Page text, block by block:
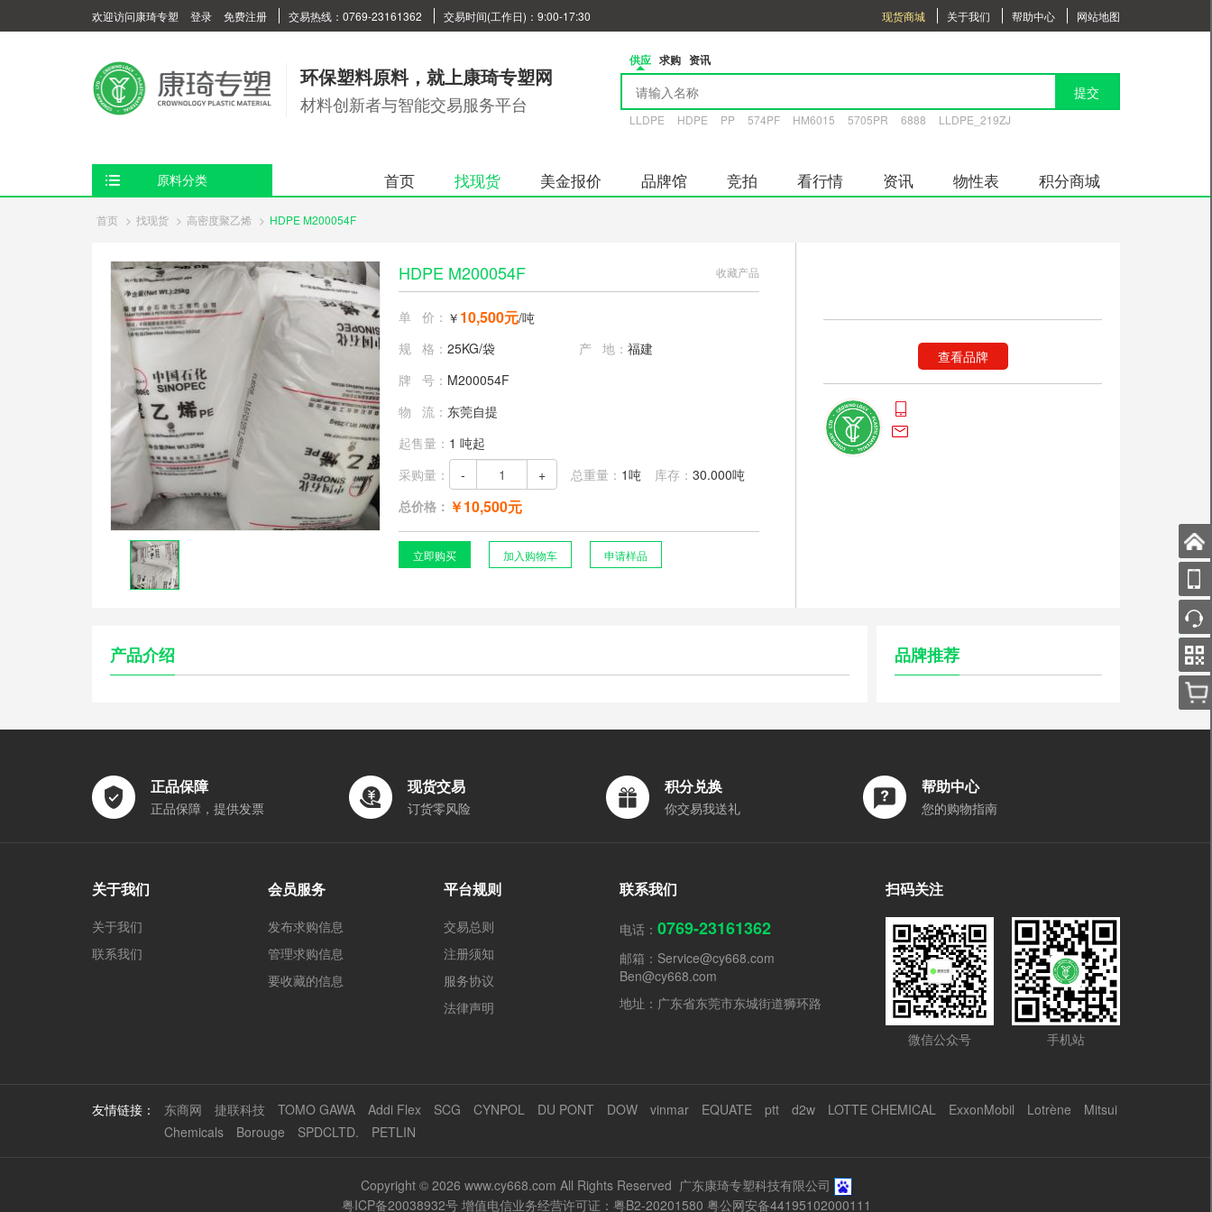
欢迎访问康琦专塑 登录 免费注册 交易热线：0769-23161362 交易时间(工作日)：9:00-17:30 现货商城 关于我们 帮助中心 网站地图
环保塑料原料，就上康琦专塑网
材料创新者与智能交易服务平台
供应 求购 资讯
提交
LLDPE HDPE PP 574PF HM6015 5705PR 6888 LLDPE_219ZJ
原料分类 首页 找现货 美金报价 品牌馆 竞拍 看行情 资讯 物性表 积分商城
首页 > 找现货 > 高密度聚乙烯 > HDPE M200054F
HDPE M200054F 收藏产品
单 价： ￥ 10,500元/吨
规 格： 25KG/袋 产 地： 福建
牌 号： M200054F
物 流： 东莞自提
起售量： 1 吨起
采购量：
- + 总重量： 1吨 库存： 30.000吨
总价格： ￥10,500元
立即购买 加入购物车 申请样品
查看品牌
产品介绍 品牌推荐
正品保障
正品保障，提供发票
现货交易
订货零风险
积分兑换
你交易我送礼
帮助中心
您的购物指南
关于我们
关于我们
联系我们
会员服务
发布求购信息
管理求购信息
要收藏的信息
平台规则
交易总则
注册须知
服务协议
法律声明
联系我们
电话： 0769-23161362
邮箱： Service@cy668.com
Ben@cy668.com
地址：广东省东莞市东城街道狮环路
扫码关注
微信公众号 手机站
友情链接： 东商网 捷联科技 TOMO GAWA Addi Flex SCG CYNPOL DU PONT DOW vinmar EQUATE ptt d2w LOTTE CHEMICAL ExxonMobil Lotrène
Mitsui
Chemicals
Borouge SPDCLTD. PETLIN
Copyright © 2026 www.cy668.com All Rights Reserved 广东康琦专塑科技有限公司
粤ICP备20038932号 增值电信业务经营许可证：粤B2-20201580 粤公网安备44195102000111